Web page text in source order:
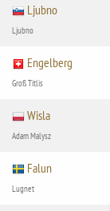
Ljubno
Ljubno
Engelberg
Groß Titlis
Wisla
Adam Malysz
Falun
Lugnet